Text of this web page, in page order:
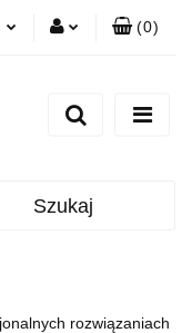
się
(0)
Szukaj
rozwiązaniach